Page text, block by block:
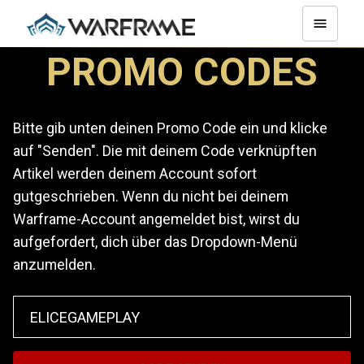
PROMO CODES
Bitte gib unten deinen Promo Code ein und klicke
auf "Senden". Die mit deinem Code verknüpften
Artikel werden deinem Account sofort
gutgeschrieben. Wenn du nicht bei deinem
Warframe-Account angemeldet bist, wirst du
aufgefordert, dich über das Dropdown-Menü
anzumelden.